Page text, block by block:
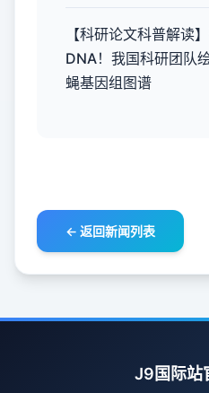
【科研论文科普解读
DNA！我国科研团队
蝇基因组图谱
← 返回新闻列表
J9国际站